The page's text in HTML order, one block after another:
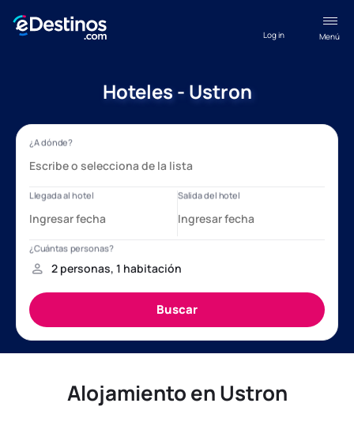
Menú
Log in
Hoteles - Ustron
Alojamiento en Ustron